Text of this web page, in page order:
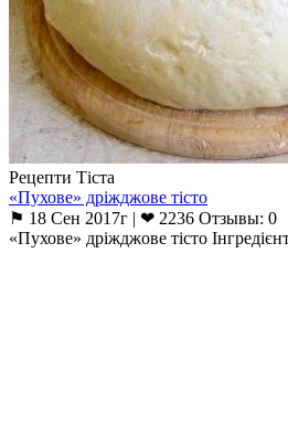
Рецепти Тіста
«Пухове» дріжджове тісто
⚑ 18 Сен 2017г | ❤ 2236 Отзывы: 0
«Пухове» дріжджове тісто